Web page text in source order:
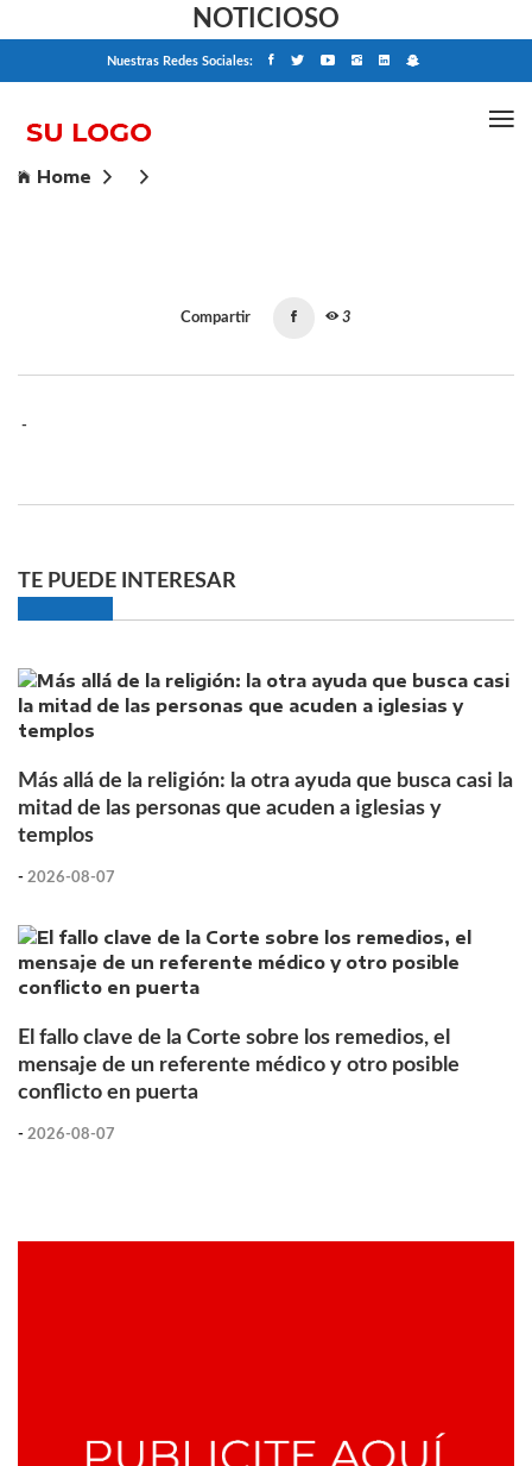
NOTICIOSO
Nuestras Redes Sociales:
Home
Compartir 3
-
TE PUEDE INTERESAR
Más allá de la religión: la otra ayuda que busca casi la
mitad de las personas que acuden a iglesias y
templos
- 2026-08-07
El fallo clave de la Corte sobre los remedios, el
mensaje de un referente médico y otro posible
conflicto en puerta
- 2026-08-07